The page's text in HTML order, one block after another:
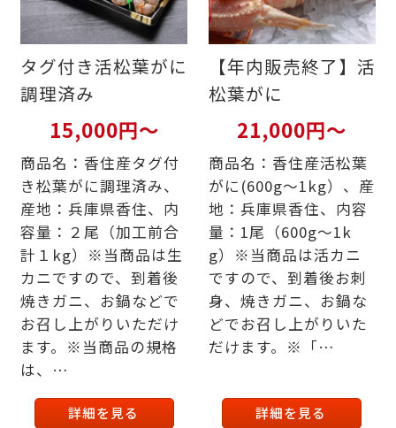
タグ付き活松葉がに
調理済み
15,000円～
商品名：香住産タグ付
き松葉がに調理済み、
産地：兵庫県香住、内
容量：２尾（加工前合
計１kg）※当商品は生
カニですので、到着後
焼きガニ、お鍋などで
お召し上がりいただけ
ます。※当商品の規格
は、…
詳細を見る
【年内販売終了】活
松葉がに
21,000円～
商品名：香住産活松葉
がに(600g～1kg）、産
地：兵庫県香住、内容
量：1尾（600g～1k
g）※当商品は活カニ
ですので、到着後お刺
身、焼きガニ、お鍋な
どでお召し上がりいた
だけます。※「…
詳細を見る